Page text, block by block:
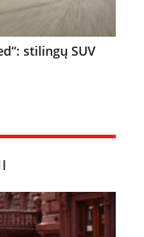
stilingų SUV